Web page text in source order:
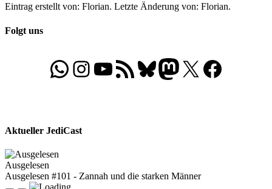
Eintrag erstellt von: Florian. Letzte Änderung von: Florian.
Folgt uns
WhatsApp
Folgt uns auf Instagram
Besucht unseren YouTube-Kanal
RSS-FeedBluesky
Folgt uns auf Mastodon
X Folgt uns auf
Aktueller JediCast
Ausgelesen
Ausgelesen #101 - Zannah und die starken Männer